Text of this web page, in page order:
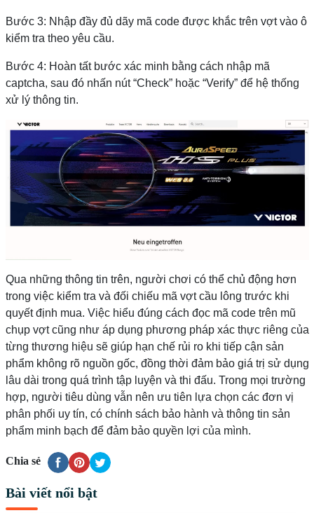
Bước 3: Nhập đầy đủ dãy mã code được khắc trên vợt vào ô
kiểm tra theo yêu cầu.
Bước 4: Hoàn tất bước xác minh bằng cách nhập mã
captcha, sau đó nhấn nút “Check” hoặc “Verify” để hệ thống
xử lý thông tin.
Qua những thông tin trên, người chơi có thể chủ động hơn
trong việc kiểm tra và đối chiếu mã vợt cầu lông trước khi
quyết định mua. Việc hiểu đúng cách đọc mã code trên mũ
chụp vợt cũng như áp dụng phương pháp xác thực riêng của
từng thương hiệu sẽ giúp hạn chế rủi ro khi tiếp cận sản
phẩm không rõ nguồn gốc, đồng thời đảm bảo giá trị sử dụng
lâu dài trong quá trình tập luyện và thi đấu. Trong mọi trường
hợp, người tiêu dùng vẫn nên ưu tiên lựa chọn các đơn vị
phân phối uy tín, có chính sách bảo hành và thông tin sản
phẩm minh bạch để đảm bảo quyền lợi của mình.
Chia sẻ
Bài viết nổi bật